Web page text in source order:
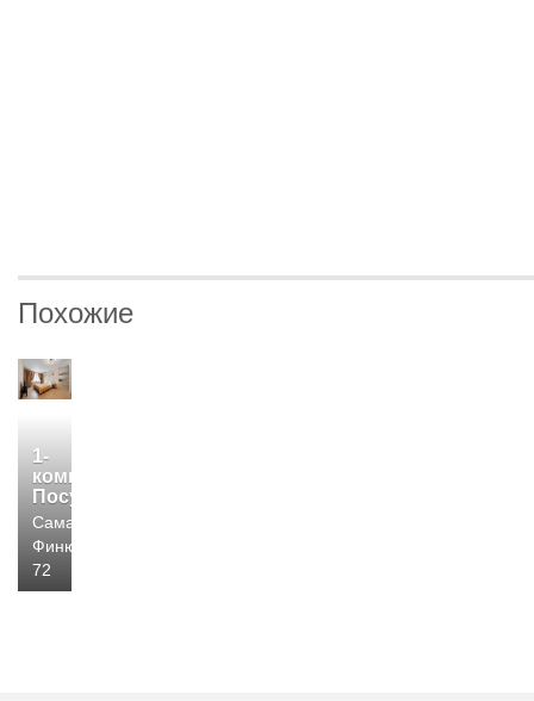
Похожие
1-
комн.
Посуточно
Самара,
Финютина,
72